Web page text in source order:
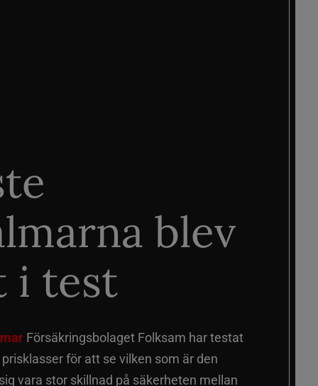
blev
i test
Försäkringsbolaget Folksam har testat
för att se vilken som är den
vara stor skillnad på säkerheten mellan